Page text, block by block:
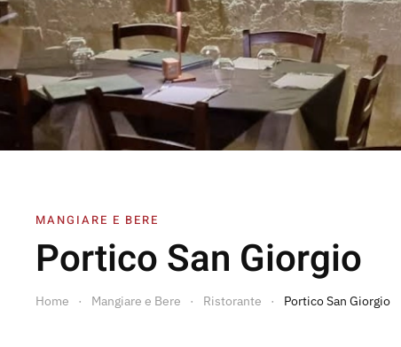
MANGIARE E BERE
Portico San Giorgio
Home Mangiare e Bere Ristorante Portico San Giorgio